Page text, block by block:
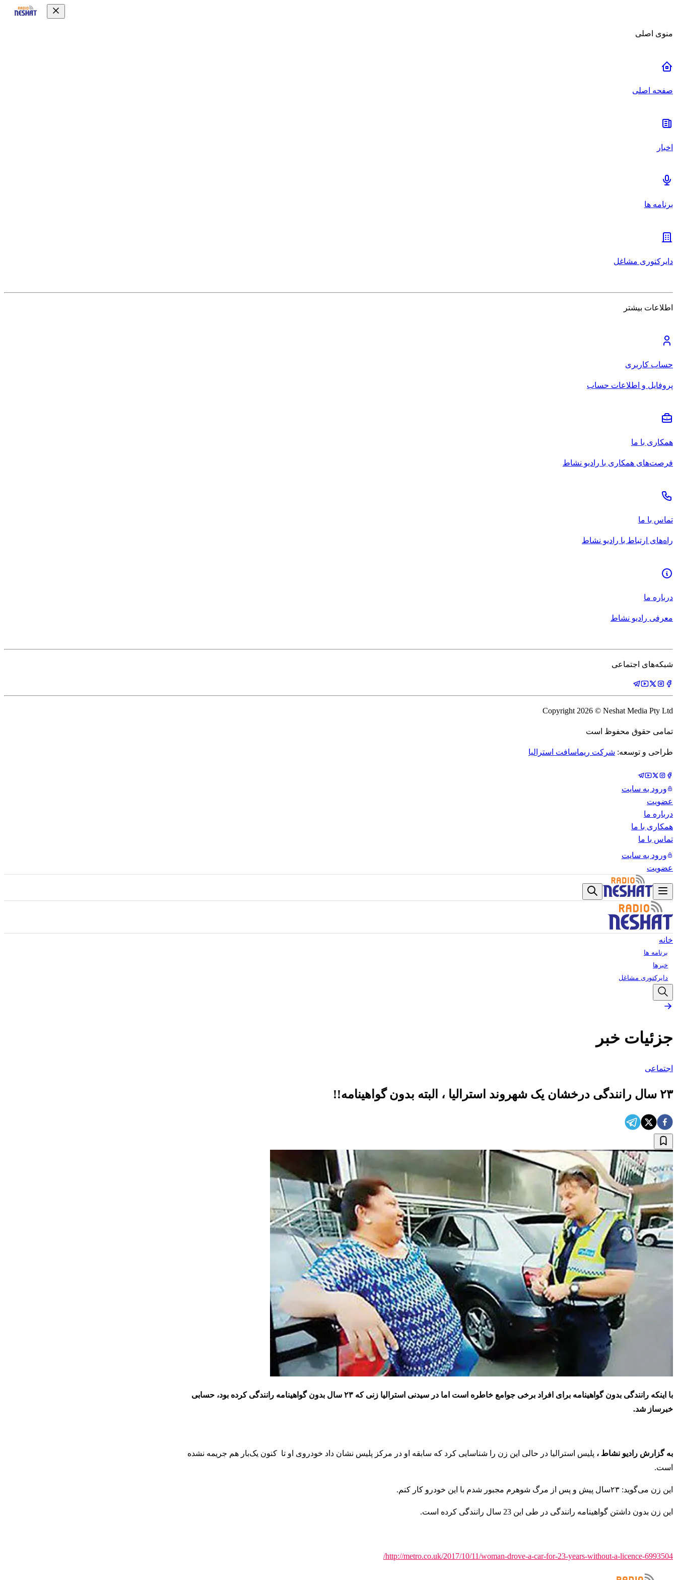
منوی اصلی
صفحه اصلی
اخبار
برنامه ها
دایرکتوری مشاغل
اطلاعات بیشتر
حساب کاربری
پروفایل و اطلاعات حساب
همکاری با ما
فرصت‌های همکاری با رادیو نشاط
تماس با ما
راه‌های ارتباط با رادیو نشاط
درباره ما
معرفی رادیو نشاط
شبکه‌های اجتماعی
Copyright 2026 © Neshat Media Pty Ltd
تمامی حقوق محفوظ است
طراحی و توسعه: شرکت ریماسافت استرالیا
ورود به سایت
عضویت
درباره ما
همکاری با ما
تماس با ما
ورود به سایت
عضویت
خانه
برنامه ها
خبرها
دایرکتوری مشاغل
جزئیات خبر
اجتماعی
۲۳ سال رانندگی درخشان یک شهروند استرالیا ، البته بدون گواهینامه!!
با اینکه رانندگی بدون گواهینامه برای افراد برخی جوامع خاطره است اما در سیدنی استرالیا زنی که ۲۳ سال بدون گواهینامه رانندگی کرده بود، حسابی
خبرساز شد.
به گزارش رادیو نشاط ، پلیس استرالیا در حالی این زن را شناسایی کرد که سابقه او در مرکز پلیس نشان داد خودروی او تا کنون یک‌بار هم جریمه نشده
است.
این زن می‌گوید: ۲۳سال پیش و پس از مرگ شوهرم مجبور شدم با این خودرو کار کنم.
این زن بدون داشتن گواهینامه رانندگی در طی این 23 سال رانندگی کرده است.
http://metro.co.uk/2017/10/11/woman-drove-a-car-for-23-years-without-a-licence-6993504/